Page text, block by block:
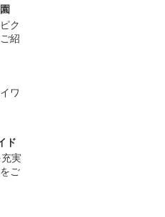
ク
紹
ワ
ド
実
ご